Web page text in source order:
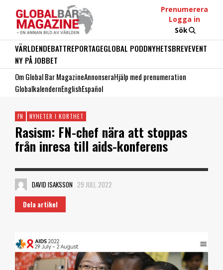
Prenumerera
Logga in
Sök
VÄRLDENDEBATTREPORTAGEGLOBAL PODDNYHETSBREVEVENT
NY PÅ JOBBET
Om Global Bar MagazineAnnonseraHjälp med prenumeration
GlobalkalendernEnglishEspañol
FN NYHETER I KORTHET
Rasism: FN-chef nära att stoppas
från inresa till aids-konferens
DAVID ISAKSSON 29 JULI, 2022
Dela artikel